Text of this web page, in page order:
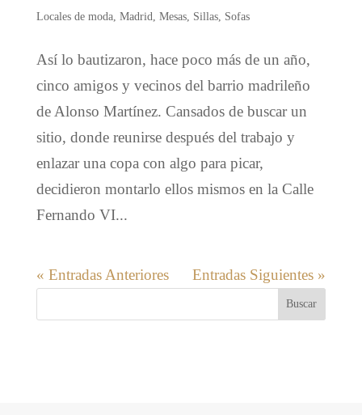
Locales de moda, Madrid Mesas, Sillas, Sofas
Así lo bautizaron, hace poco más de un año,
cinco amigos y vecinos del barrio madrileño
de Alonso Martínez. Cansados de buscar un
sitio, donde reunirse después del trabajo y
enlazar una copa con algo para picar,
decidieron montarlo ellos mismos en la Calle
Fernando VI...
« Entradas Anteriores Entradas Siguientes »